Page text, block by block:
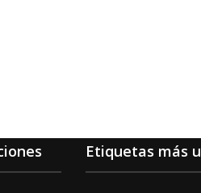
Etiquetas más